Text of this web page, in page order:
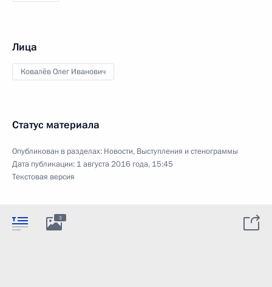
Лица
Ковалёв Олег Иванович
Статус материала
Опубликован в разделах: Новости, Выступления и стенограммы
Дата публикации: 1 августа 2016 года, 15:45
Текстовая версия
3